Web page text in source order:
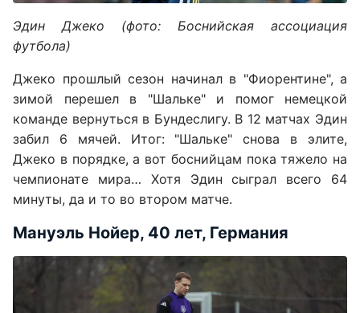
Эдин Джеко (фото: Боснийская ассоциация
футбола)
Джеко прошлый сезон начинал в "Фиорентине", а
зимой перешел в "Шальке" и помог немецкой
команде вернуться в Бундеслигу. В 12 матчах Эдин
забил 6 мячей. Итог: "Шальке" снова в элите,
Джеко в порядке, а вот боснийцам пока тяжело на
чемпионате мира… Хотя Эдин сыграл всего 64
минуты, да и то во втором матче.
Мануэль Нойер, 40 лет, Германия